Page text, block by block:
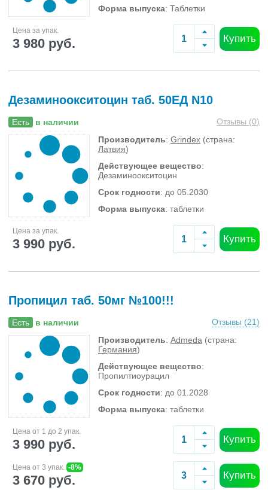
Форма выпуска: Таблетки
Цена за упак.
3 980 руб. Купить
Дезаминоокситоцин таб. 50ЕД N10
Есть в наличии Отзывы (0)
Производитель: Grindex (страна:
Латвия)
Действующее вещество:
Дезаминоокситоцин
Срок годности: до 05.2030
Форма выпуска: таблетки
Цена за упак.
3 990 руб. Купить
Пропицил таб. 50мг №100!!!
Есть в наличии Отзывы (21)
Производитель: Admeda (страна:
Германия)
Действующее вещество:
Пропилтиоурацил
Срок годности: до 01.2028
Форма выпуска: таблетки
Цена от 1 до 2 упак.
3 990 руб. Купить
Цена от 3 упак. -8%
3 670 руб. Купить